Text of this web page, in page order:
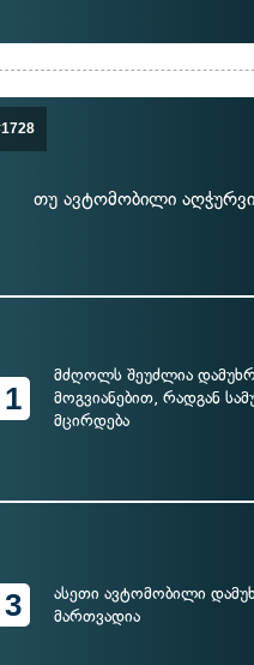
თუ ავტომობილი
1
მძღოლს შეუძლია
მოგვიანებით, რადგან
მცირდება
3
ასეთი ავტომობილი
მართვადია